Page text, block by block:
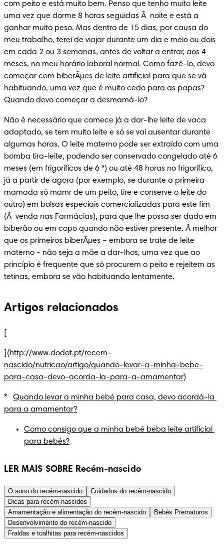
com peito e está muito bem. Penso que tenho muito leite
uma vez que dorme 8 horas seguidas Ã  noite e está a
ganhar muito peso. Mas dentro de 15 dias, por causa do
meu trabalho, terei de viajar durante um dia e meio ou dois
em cada 2 ou 3 semanas, antes de voltar a entrar, aos 4
meses, no meu horário laboral normal. Como fazê-lo, devo
começar com biberÃµes de leite artificial para que se vá
habituando, uma vez que é muito cedo para as papas?
Quando devo começar a desmamá-lo?
Não é necessário que comece já a dar-lhe leite de vaca
adaptado, se tem muito leite e só se vai ausentar durante
algumas horas. O leite materno pode ser extraído com uma
bomba tira-leite, podendo ser conservado congelado até 6
meses (em frigoríficos de 6 *) ou até 48 horas no frigorífico,
já a partir de agora (por exemplo, se durante a primeira
mamada só mamr de um peito, tire e conserve o leite do
outro) em bolsas especiais comercializadas para este fim
(Ã  venda nas Farmácias), para que lhe possa ser dado em
biberão ou em copo quando não estiver presente. Ã melhor
que os primeiros biberÃµes – embora se trate de leite
materno - não seja a mãe a dar-lhos, uma vez que ao
princípio é frequente que só procurem o peito e rejeitem as
tetinas, embora se vão habituando lentamente.
Artigos relacionados
](http://www.dodot.pt/recem-
nascido/nutricao/artigo/quando-levar-a-minha-bebe-
para-casa-devo-acorda-la-para-a-amamentar)
* Quando levar a minha bebé para casa, devo acordá-la
para a amamentar?
Como consigo que a minha bebé beba leite artificial
para bebés?
LER MAIS SOBRE Recém-nascido
O sono do recém-nascido
Cuidados do recém-nascido
Dicas para recém-nascidos
Amamentação e alimentação do recém-nascido
Bebés Prematuros
Desenvolvimento do recém-nascido
Fraldas e toalhitas para recém-nascidos